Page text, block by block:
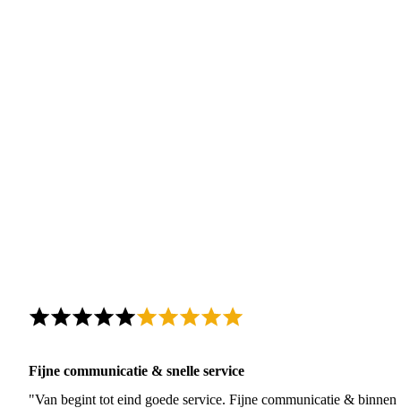
Fijne communicatie & snelle service
"Van begint tot eind goede service. Fijne communicatie &